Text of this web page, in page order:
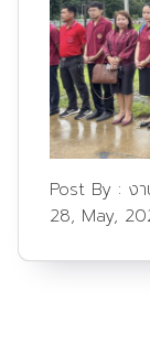
Post By : ง
28, May,